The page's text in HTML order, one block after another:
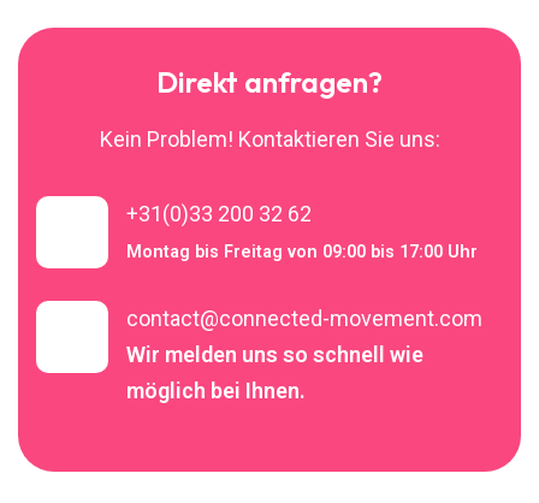
Direkt anfragen?
Kein Problem! Kontaktieren Sie uns:
+31(0)33 200 32 62
Montag bis Freitag von 09:00 bis 17:00 Uhr
contact@connected-movement.com
Wir melden uns so schnell wie
möglich bei Ihnen.